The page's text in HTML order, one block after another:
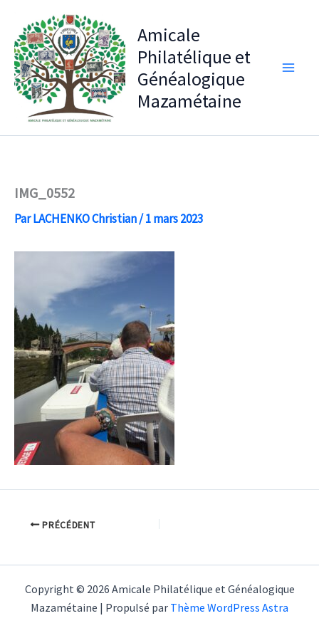
contenu
Amicale
Philatélique et
Généalogique
Mazamétaine
IMG_0552
ParLACHENKO Christian/1 mars 2023
PRÉCÉDENT
Copyright © 2026 Amicale Philatélique et Généalogique
Mazamétaine | Propulsé par Thème WordPress Astra